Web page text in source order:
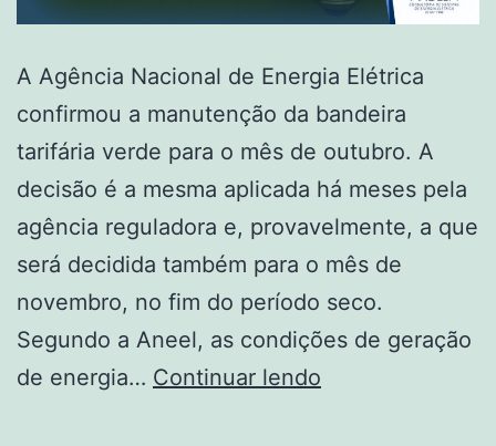
A Agência Nacional de Energia Elétrica
confirmou a manutenção da bandeira
tarifária verde para o mês de outubro. A
decisão é a mesma aplicada há meses pela
agência reguladora e, provavelmente, a que
será decidida também para o mês de
novembro, no fim do período seco.
Segundo a Aneel, as condições de geração
de energia… Continuar lendo